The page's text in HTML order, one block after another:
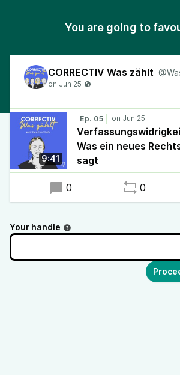
You are going to
CORRECTIV Was zählt
9:41
Ep. 05
Was ein neues
sagt
0 0
Your handle